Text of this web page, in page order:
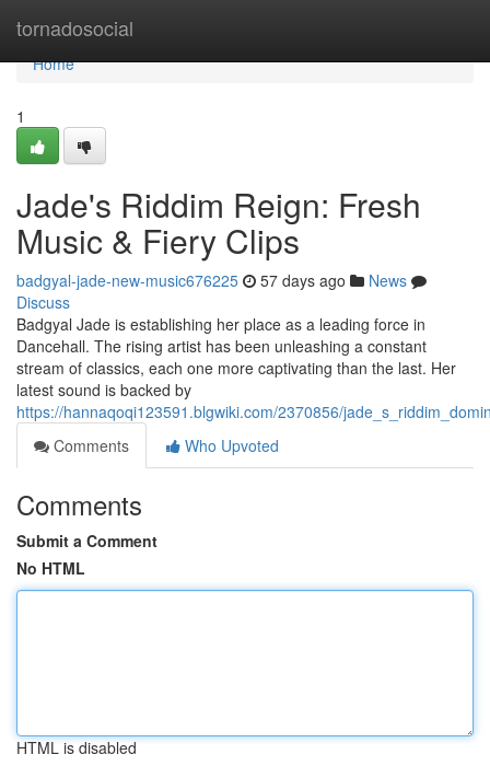
tornadosocial
Home
Home
1
Jade's Riddim Reign: Fresh
Music & Fiery Clips
badgyal-jade-new-music676225 57 days ago
News
Discuss
Badgyal Jade is establishing her place as a leading force in
Dancehall. The rising artist has been unleashing a constant
stream of classics, each one more captivating than the last. Her
latest sound is backed by
https://hannaqoqi123591.blgwiki.com/2370856/
Comments
Who Upvoted
Comments
Submit a Comment
No HTML
HTML is disabled